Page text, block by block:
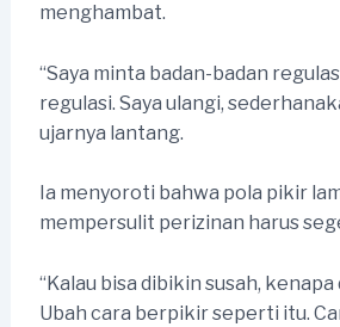
menghambat.
“Saya minta badan-badan
regulasi. Saya ulangi,
ujarnya lantang.
Ia menyoroti bahwa pola pikir
mempersulit perizinan harus
“Kalau bisa dibikin susah,
Ubah cara berpikir seperti itu.